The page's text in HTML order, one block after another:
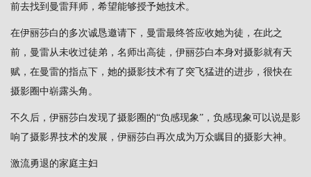
前去找到曼雷拜师，希望能够授予她技术。
在伊丽莎白的多次诚恳邀请下，曼雷最终答应收她为徒，在此之
前，曼雷从未收过徒弟，名师出高徒，伊丽莎白本身对摄影就有天
赋，在曼雷的指点下，她的摄影技术有了突飞猛进的进步，很快在
摄影圈中崭露头角。
不久后，伊丽莎白发现了摄影圈的“负感现象”，负感现象可以说是影
响了摄影界技术的发展，伊丽莎白再次成为万众瞩目的摄影大神。
激流勇退的家庭主妇